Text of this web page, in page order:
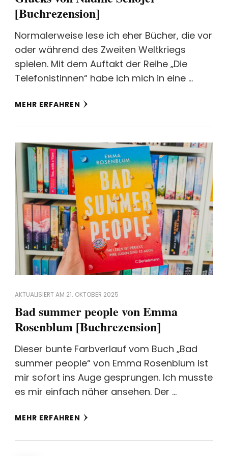
[Buchrezension]
Normalerweise lese ich eher Bücher, die vor
oder während des Zweiten Weltkriegs
spielen. Mit dem Auftakt der Reihe „Die
Telefonistinnen“ habe ich mich in eine …
MEHR ERFAHREN
AKTUALISIERT AM 21. OKTOBER 2025
Bad summer people von Emma
Rosenblum [Buchrezension]
Dieser bunte Farbverlauf vom Buch „Bad
summer people“ von Emma Rosenblum ist
mir sofort ins Auge gesprungen. Ich musste
es mir einfach näher ansehen. Der …
MEHR ERFAHREN